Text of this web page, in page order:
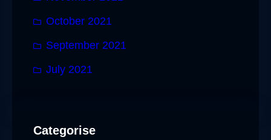
October 2021
September 2021
July 2021
Categorise